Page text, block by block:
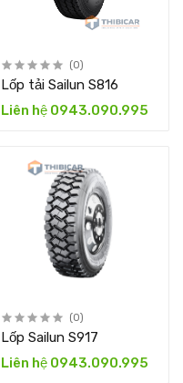
(0)
Lốp tải Sailun S816
Liên hệ 0943.090.995
(0)
Lốp Sailun S917
Liên hệ 0943.090.995